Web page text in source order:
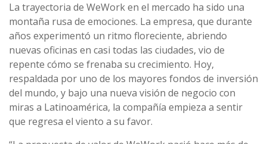
La trayectoria de WeWork en el mercado ha sido una
montaña rusa de emociones. La empresa, que durante
años experimentó un ritmo floreciente, abriendo
nuevas oficinas en casi todas las ciudades, vio de
repente cómo se frenaba su crecimiento. Hoy,
respaldada por uno de los mayores fondos de inversión
del mundo, y bajo una nueva visión de negocio con
miras a Latinoamérica, la compañía empieza a sentir
que regresa el viento a su favor.